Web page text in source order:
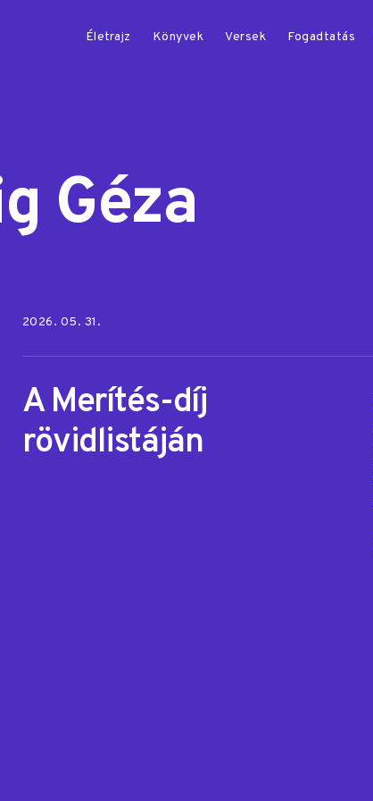
Életrajz Könyvek Versek Fogadtatás
Géza
Posted on:
2026. 05. 31.
A Merítés-díj
rövidlistáján